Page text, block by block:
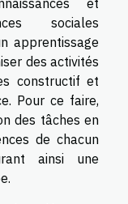
sociales
apprentissage
des activités
constructif et
Pour ce faire,
des tâches en
de chacun
ainsi une